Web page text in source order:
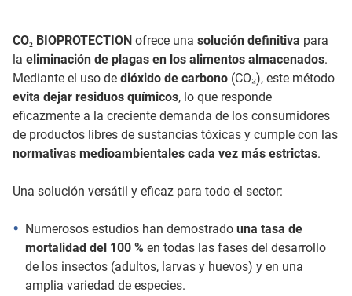
CO₂ BIOPROTECTION ofrece una solución definitiva para
la eliminación de plagas en los alimentos almacenados.
Mediante el uso de dióxido de carbono (CO₂), este método
evita dejar residuos químicos, lo que responde
eficazmente a la creciente demanda de los consumidores
de productos libres de sustancias tóxicas y cumple con las
normativas medioambientales cada vez más estrictas.
Una solución versátil y eficaz para todo el sector:
Numerosos estudios han demostrado una tasa de
mortalidad del 100 % en todas las fases del desarrollo
de los insectos (adultos, larvas y huevos) y en una
amplia variedad de especies.